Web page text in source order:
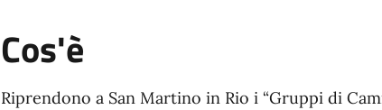
Cos'è
Riprendono a San Martino in Rio i “Gruppi di